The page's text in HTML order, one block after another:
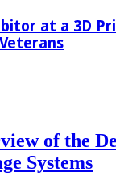
at a 3D
of the
Systems